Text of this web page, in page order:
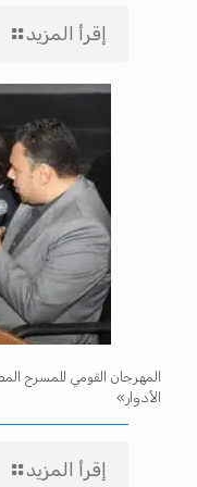
إقرأ المزيد
المهرجان القومي للمسرح
الأدوار»
إقرأ المزيد